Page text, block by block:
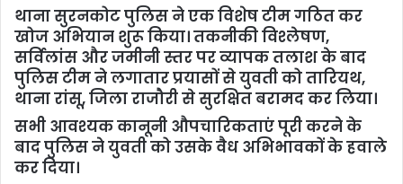
थाना सुरनकोट पुलिस ने एक विशेष टीम गठित कर
खोज अभियान शुरू किया। तकनीकी विश्लेषण,
सर्विलांस और जमीनी स्तर पर व्यापक तलाश के बाद
पुलिस टीम ने लगातार प्रयासों से युवती को तारियथ,
थाना रांसू, जिला राजौरी से सुरक्षित बरामद कर लिया।
सभी आवश्यक कानूनी औपचारिकताएं पूरी करने के
बाद पुलिस ने युवती को उसके वैध अभिभावकों के हवाले
कर दिया।